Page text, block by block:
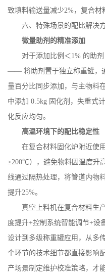
致填料输送量减少2%，复合材
六、特殊场景的配比解决
微量助剂的精准添加
对于添加比例＜1% 的助
—— 将助剂置于独立称重罐，
量百分比同步添加，与主物料
中添加 0.5kg 固化剂，失重式
化反应均匀。
高温环境下的配比稳定性
在复合材料固化炉附近使
≥200℃），避免物料因温度升
线通过隔热处理，将管道内物
提升25%。
真空上料机在复合材料生
度提升+控制系统智能调节+设
设计到多级称重罐应用，从多
个环节的技术细节都直接影响
产场景制定维护校准策略，才